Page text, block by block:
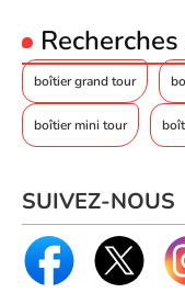
Compatibilité avec
Espace de stockage et
boîtier grand tour
boîtier mini tour
SUIVEZ-NOUS